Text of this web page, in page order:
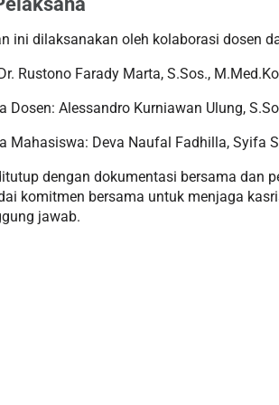
ini dilaksanakan oleh kolaborasi dosen
Rustono Farady Marta, S.Sos.,
Dosen: Alessandro Kurniawan Ulung,
Mahasiswa: Deva Naufal Fadhilla, Syifa
dengan dokumentasi bersama dan
komitmen bersama untuk menjaga
jawab.